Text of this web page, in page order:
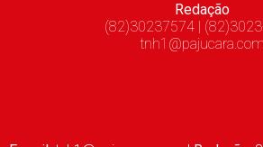
Redação
(82)30237574 |
tnh1@pajucara.com